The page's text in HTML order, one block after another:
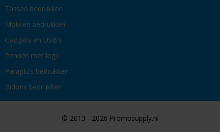
Tassen bedrukken
Mokken bedrukken
Gadgets en USB's
Pennen met logo
Paraplu's bedrukken
Bidons bedrukken
© 2013 - 2026 Promosupply.nl